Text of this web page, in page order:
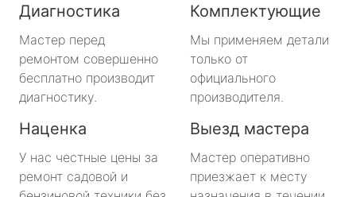
Диагностика
Мастер перед
ремонтом совершенно
бесплатно производит
диагностику.
Комплектующие
Мы применяем детали
только от
официального
производителя.
Наценка
У нас честные цены за
ремонт садовой и
Выезд мастера
Мастер оперативно
приезжает к месту